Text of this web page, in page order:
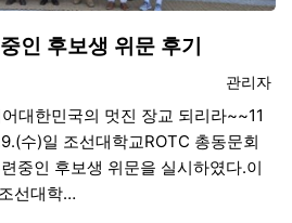
인 후보생 위문 후기
등록자
관리자
대한민국의 멋진 장교 되리라~~11
수)일 조선대학교ROTC 총동문회
중인 후보생 위문을 실시하였다.이
선대학…